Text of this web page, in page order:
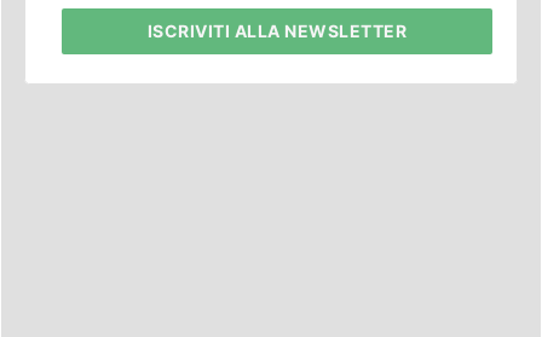
ISCRIVITI ALLA NEWSLETTER